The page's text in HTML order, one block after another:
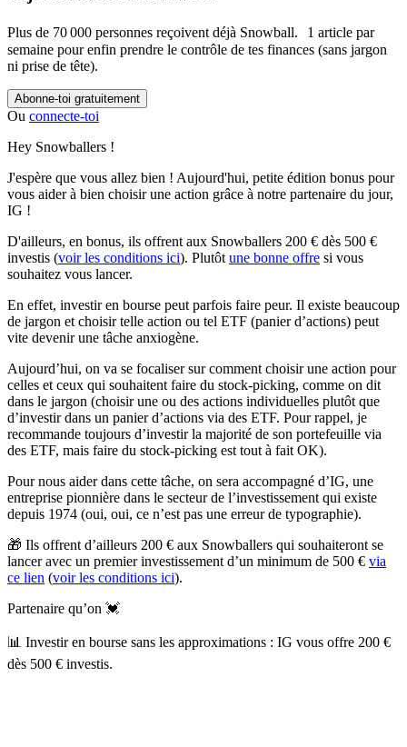
Plus de 70 000 personnes reçoivent déjà Snowball. 1 article par
semaine pour enfin prendre le contrôle de tes finances (sans jargon
ni prise de tête).
Abonne-toi gratuitement
Ou connecte-toi
Hey Snowballers !
J'espère que vous allez bien ! Aujourd'hui, petite édition bonus pour
vous aider à bien choisir une action grâce à notre partenaire du jour,
IG !
D'ailleurs, en bonus, ils offrent aux Snowballers 200 € dès 500 €
investis (voir les conditions ici). Plutôt une bonne offre si vous
souhaitez vous lancer.
En effet, investir en bourse peut parfois faire peur. Il existe beaucoup
de jargon et choisir telle action ou tel ETF (panier d’actions) peut
vite devenir une tâche anxiogène.
Aujourd’hui, on va se focaliser sur comment choisir une action pour
celles et ceux qui souhaitent faire du stock-picking, comme on dit
dans le jargon (choisir une ou des actions individuelles plutôt que
d’investir dans un panier d’actions via des ETF. Pour rappel, je
recommande toujours d’investir la majorité de son portefeuille via
des ETF, mais faire du stock-picking est tout à fait OK).
Pour nous aider dans cette tâche, on sera accompagné d’IG, une
entreprise pionnière dans le secteur de l’investissement qui existe
depuis 1974 (oui, oui, ce n’est pas une erreur de typographie).
🎁 Ils offrent d’ailleurs 200 € aux Snowballers qui souhaiteront se
lancer avec un premier investissement d’un minimum de 500 € via
ce lien (voir les conditions ici).
Partenaire qu’on 💓
📊 Investir en bourse sans les approximations : IG vous offre 200 €
dès 500 € investis.